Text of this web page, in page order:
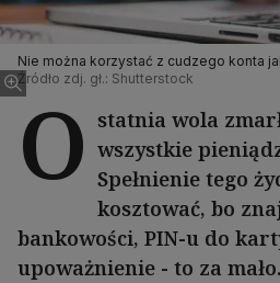
Nie można korzystać z cudzego konta
Źródło zdj. gł.: Shutterstock
O statnia wola
wszystkie
Spełnienie tego
kosztować, bo
bankowości, PIN-u do
upoważnienie - to za